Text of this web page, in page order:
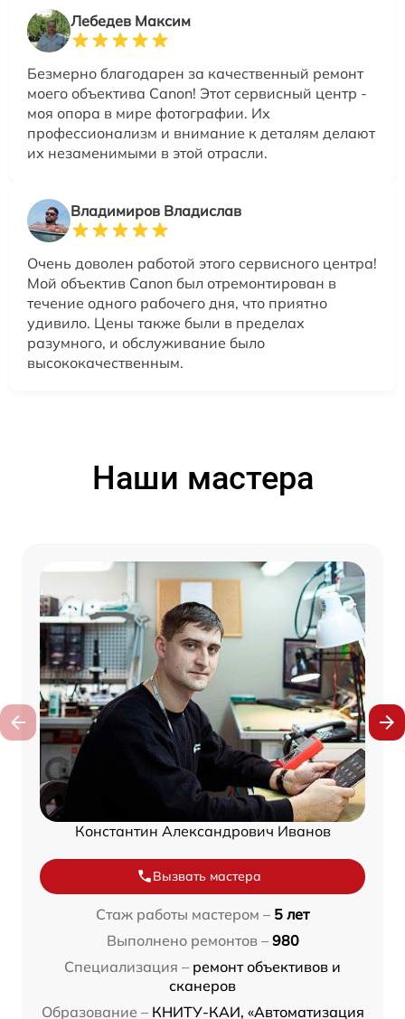
Лебедев Максим
Безмерно благодарен за качественный ремонт
моего объектива Canon! Этот сервисный центр -
моя опора в мире фотографии. Их
профессионализм и внимание к деталям делают
их незаменимыми в этой отрасли.
Владимиров Владислав
Очень доволен работой этого сервисного центра!
Мой объектив Canon был отремонтирован в
течение одного рабочего дня, что приятно
удивило. Цены также были в пределах
разумного, и обслуживание было
высококачественным.
Наши мастера
Константин Александрович Иванов
Вызвать мастера
Стаж работы мастером – 5 лет
Выполнено ремонтов – 980
Специализация – ремонт объективов и
сканеров
Образование – КНИТУ-КАИ, «Автоматизация